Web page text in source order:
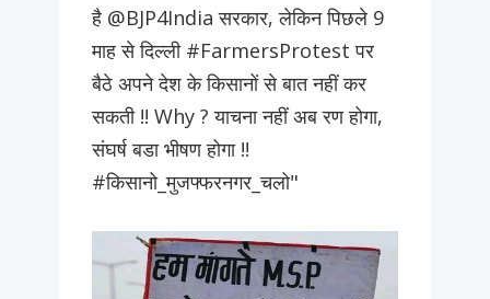
है @BJP4India सरकार, लेकिन पिछले 9
माह से दिल्ली #FarmersProtest पर
बैठे अपने देश के किसानों से बात नहीं कर
सकती !! Why ? याचना नहीं अब रण होगा,
संघर्ष बडा भीषण होगा !!
#किसानो_मुजफ्फरनगर_चलो"